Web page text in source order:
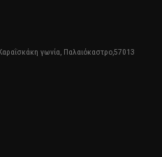
γωνία, Παλαιόκαστρο,57013